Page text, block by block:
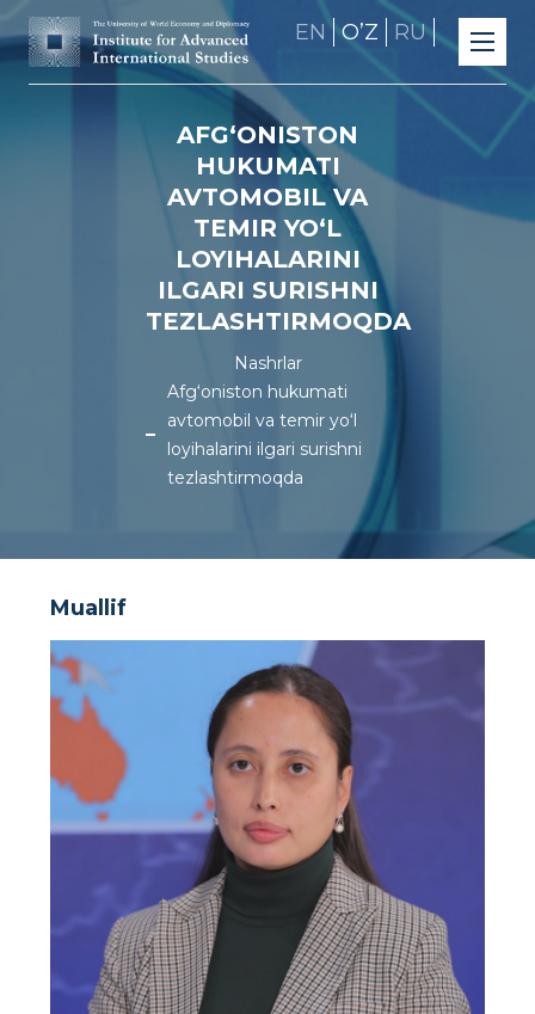
EN OʼZ RU
AFG‘ONISTON
HUKUMATI
AVTOMOBIL VA
TEMIR YO‘L
LOYIHALARINI
ILGARI SURISHNI
TEZLASHTIRMOQDA
Nashrlar
Afg‘oniston hukumati
avtomobil va temir yo‘l
loyihalarini ilgari surishni
tezlashtirmoqda
Muallif